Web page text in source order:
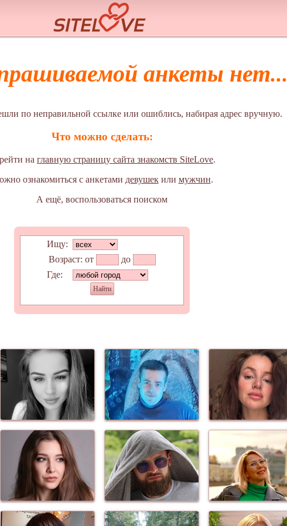
анкеты нет...
по неправильной ссылке или ошиблись, набирая адрес вручную.
Что можно сделать:
на главную страницу сайта знакомств SiteLove.
ознакомиться с анкетами девушекили мужчин.
А ещё, воспользоваться поиском
Ищу:
Возраст: от
до
Где:
Найти